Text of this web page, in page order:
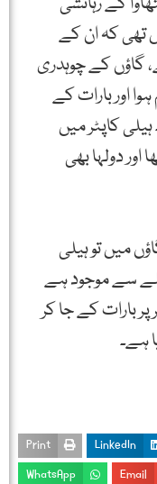
کہ ان کے
گاؤں کے چوہدری
اور بارات کے
کاپٹر میں
اور دولہا بھی
میں تو ہیلی
سے موجود ہے
بارات کے جا کر
ہے۔
LinkedIn
Print
Email
WhatsApp